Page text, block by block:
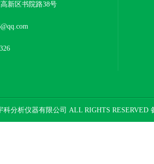
新区书院路38号
科分析仪器有限公司 ALL RIGHTS RESERVED